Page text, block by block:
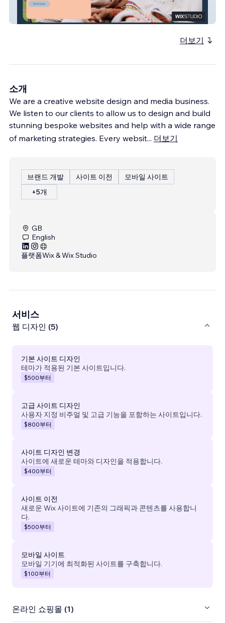
Private Care
더보기
소개
We are a creative website design and media business.
We listen to our clients to allow us to design and build
stunning bespoke websites and help with a wide range
of marketing strategies. Every websit... 더보기
브랜드 개발 사이트 이전
모바일 사이트
+5개
GB
English
플랫폼Wix & Wix Studio
서비스
웹 디자인 (5)
기본 사이트 디자인
테마가 적용된 기본 사이트입니다.
$500부터
고급 사이트 디자인
사용자 지정 비주얼 및 고급 기능을 포함하는 사이트입니다.
$800부터
사이트 디자인 변경
사이트에 새로운 테마와 디자인을 적용합니다.
$400부터
사이트 이전
새로운 Wix 사이트에 기존의 그래픽과 콘텐츠를 사용합니
다.
$500부터
모바일 사이트
모바일 기기에 최적화된 사이트를 구축합니다.
$100부터
온라인 쇼핑몰 (1)